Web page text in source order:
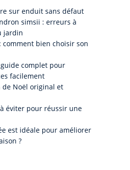
sur enduit sans défaut
simsii : erreurs à
jardin
comment bien choisir son
guide complet pour
facilement
de Noël original et
éviter pour réussir une
est idéale pour améliorer
?